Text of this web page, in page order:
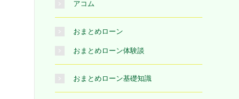
アコム
おまとめローン
おまとめローン体験談
おまとめローン基礎知識